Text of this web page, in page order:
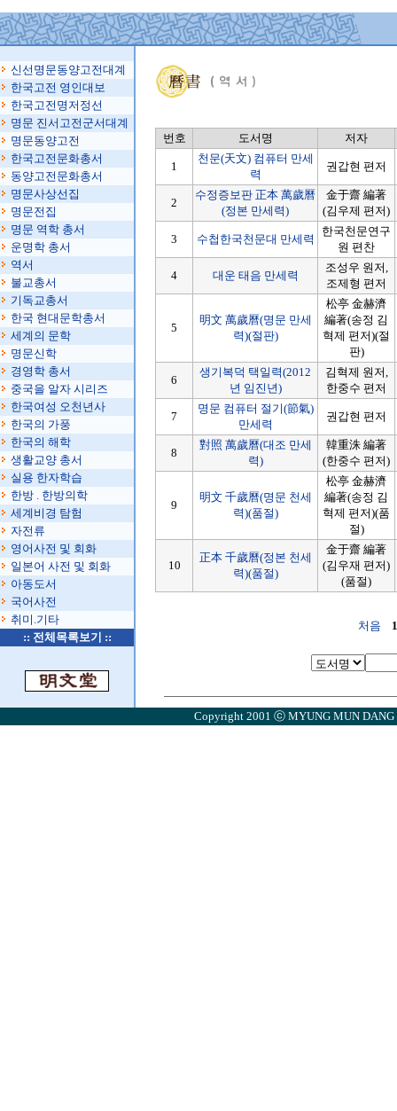
신선명문동양고전대계
한국고전 영인대보
한국고전명저정선
명문 진서고전군서대계
명문동양고전
한국고전문화총서
동양고전문화총서
명문사상선집
명문전집
명문 역학 총서
운명학 총서
역서
불교총서
기독교총서
한국 현대문학총서
세계의 문학
명문신학
경영학 총서
중국을 알자 시리즈
한국여성 오천년사
한국의 가풍
한국의 해학
생활교양 총서
실용 한자학습
한방 . 한방의학
세계비경 탐험
자전류
영어사전 및 회화
일본어 사전 및 회화
아동도서
국어사전
취미.기타
:: 전체목록보기 ::
번호 도서명 저자
1
천문(天文) 컴퓨터 만세
력
권갑현 편저
2
수정증보판 正本 萬歲曆
(정본 만세력)
金于齋 編著
(김우제 편저)
3 수첩한국천문대 만세력
한국천문연구
원 편찬
4 대운 태음 만세력
조성우 원저,
조제형 편저
5
明文 萬歲曆(명문 만세
력)(절판)
松亭 金赫濟
編著(송정 김
혁제 편저)(절
판)
6
생기복덕 택일력(2012
년 임진년)
김혁제 원저,
한중수 편저
7
명문 컴퓨터 절기(節氣)
만세력
권갑현 편저
8
對照 萬歲曆(대조 만세
력)
韓重洙 編著
(한중수 편저)
9
明文 千歲曆(명문 천세
력)(품절)
松亭 金赫濟
編著(송정 김
혁제 편저)(품
절)
10
正本 千歲曆(정본 천세
력)(품절)
金于齋 編著
(김우재 편저)
(품절)
처음 1
Copyright 2001 ⓒ MYUNG MUN DANG